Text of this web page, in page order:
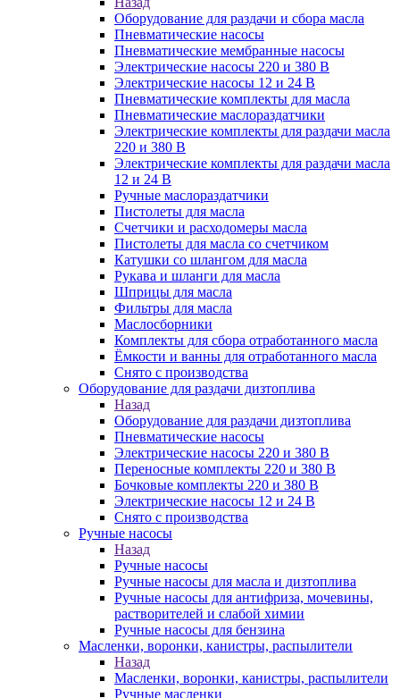
Оборудование для раздачи и сбора масла
Пневматические насосы
Пневматические мембранные насосы
Электрические насосы 220 и 380 В
Электрические насосы 12 и 24 В
Пневматические комплекты для масла
Пневматические маслораздатчики
Электрические комплекты для раздачи масла
220 и 380 В
Электрические комплекты для раздачи масла
12 и 24 В
Ручные маслораздатчики
Пистолеты для масла
Счетчики и расходомеры масла
Пистолеты для масла со счетчиком
Катушки со шлангом для масла
Рукава и шланги для масла
Шприцы для масла
Фильтры для масла
Маслосборники
Комплекты для сбора отработанного масла
Ёмкости и ванны для отработанного масла
Снято с производства
Оборудование для раздачи дизтоплива
Назад
Оборудование для раздачи дизтоплива
Пневматические насосы
Электрические насосы 220 и 380 В
Переносные комплекты 220 и 380 В
Бочковые комплекты 220 и 380 В
Электрические насосы 12 и 24 В
Снято с производства
Ручные насосы
Назад
Ручные насосы
Ручные насосы для масла и дизтоплива
Ручные насосы для антифриза, мочевины,
растворителей и слабой химии
Ручные насосы для бензина
Масленки, воронки, канистры, распылители
Назад
Масленки, воронки, канистры, распылители
Ручные масленки